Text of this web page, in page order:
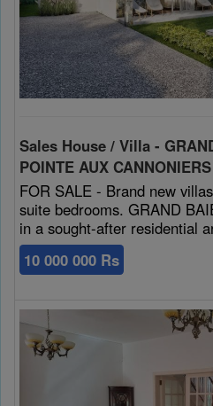
Sales House / Villa -
POINTE AUX
FOR SALE - Brand new
suite bedrooms. GRAND
in a sought-after residential
10 000 000 Rs